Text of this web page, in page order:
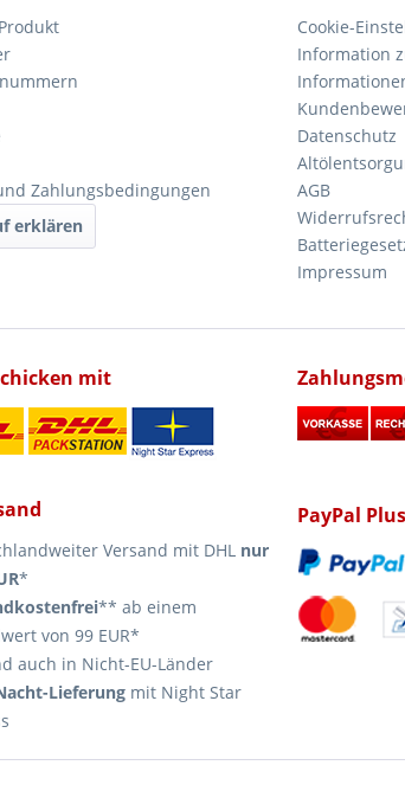
Zahlungsbedingungen
erklären
Cookie-
Information
Datenschutz
AGB
Impressum
mit
Versand mit DHL nur
*
** ab einem
von 99 EUR*
auch in Nicht-EU-Länder
Lieferung mit Night Star
PayPal Plus